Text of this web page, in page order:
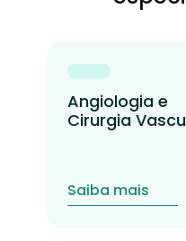
Angiologia e
Cirurgia
Saiba mais